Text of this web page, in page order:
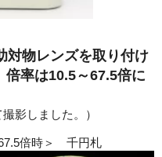
対物レンズを取り付け
倍率は10.5～67.5倍に
影しました。）
倍時＞ 千円札